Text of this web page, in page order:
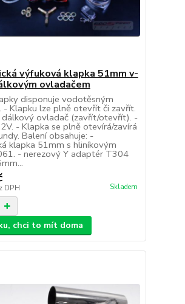
výfuková klapka 51mm v-
ovladačem
disponuje vodotěsným
- Klapku lze plně otevřít či zavřít.
ovladač (zavřít/otevřít). -
- Klapka se plně otevírá/zavírá
Balení obsahuje: -
klapka 51mm s hliníkovým
- nerezový Y adaptér T304
DPH Skladem
chci to mít doma